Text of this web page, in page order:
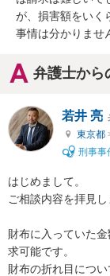
が、損害額をいく
事情は分かりませ
弁護士から
若井 亮
東京都
刑事事
はじめまして。
ご相談内容を拝見し
財布に入っていた
求可能です。
財布の折れ目につ